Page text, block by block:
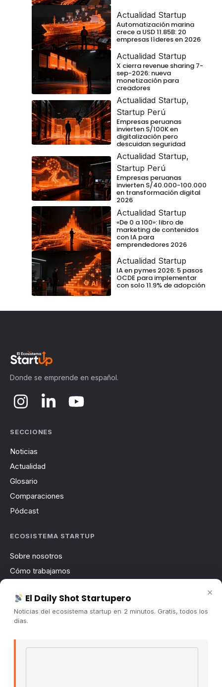
Actualidad Startup
Automatización marina
crece a USD 11.85B: 20
empresas líderes en 2026
Actualidad Startup
X cierra revenue sharing 7-
sep-2026: nueva
monetización para
creadores
Actualidad Startup,
Startup Perú
Empresas peruanas
invierten S/100K en
digitalización pero
descuidan seguridad
Actualidad Startup,
Startup Perú
Empresas peruanas
invierten S/40.000-100.000
en transformación digital
2026
Actualidad Startup
«De 0 a 100»: libro de
marketing de contenidos
con IA para
emprendedores 2026
Actualidad Startup
IA en pymes 2026: 5 pasos
OCDE para implementar
con solo 11.9% de adopción
Donde se emprende en español.
SECCIONES
Noticias
Actualidad
Glosario
Comparaciones
Pódcast
ECOSISTEMA STARTUP
Sobre nosotros
Cómo trabajamos
Contacto
Publicidad
×
El Daily Shot Startupero
Noticias del ecosistema startup en 2 minutos. Gratis, todos los
días.